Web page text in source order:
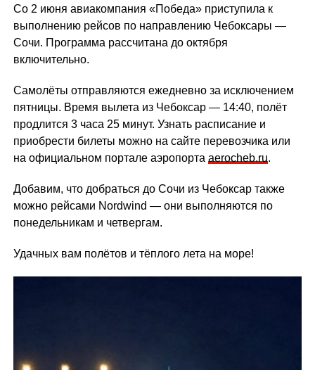
Со 2 июня авиакомпания «Победа» приступила к
выполнению рейсов по направлению Чебоксары —
Сочи. Программа рассчитана до октября
включительно.
Самолёты отправляются ежедневно за исключением
пятницы. Время вылета из Чебоксар — 14:40, полёт
продлится 3 часа 25 минут. Узнать расписание и
приобрести билеты можно на сайте перевозчика или
на официальном портале аэропорта aerocheb.ru.
Добавим, что добраться до Сочи из Чебоксар также
можно рейсами Nordwind — они выполняются по
понедельникам и четвергам.
Удачных вам полётов и тёплого лета на море!